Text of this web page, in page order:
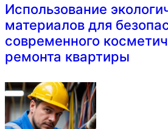
Использование
материалов для
современного
ремонта квартиры